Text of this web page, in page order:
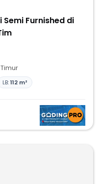
Semi Furnished di
LB:112 m²